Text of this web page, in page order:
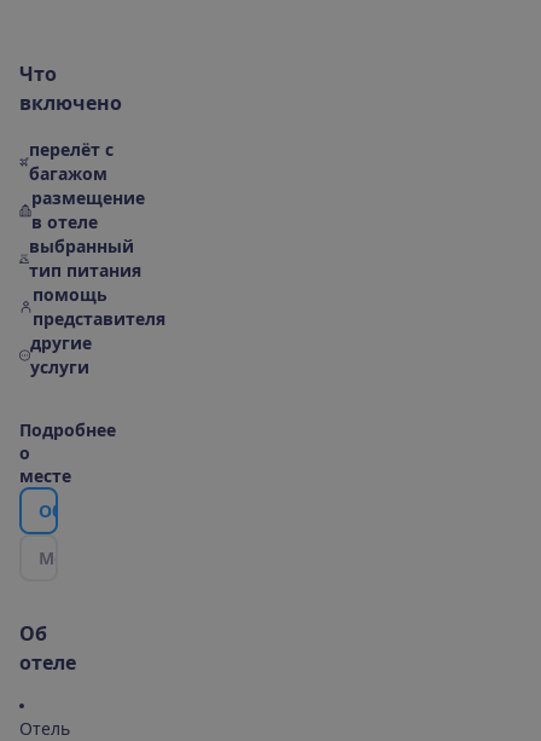
Что
включено
перелёт с
багажом
размещение
в отеле
выбранный
тип питания
помощь
представителя
другие
услуги
Подробнее
о
месте
Об
М
Об
отеле
Отель